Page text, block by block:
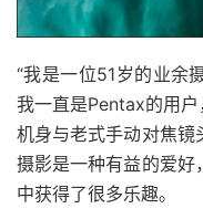
“我是一位51岁的业余
我一直是Pentax的用
机身与老式手动对焦镜
摄影是一种有益的爱好
中获得了很多乐趣。